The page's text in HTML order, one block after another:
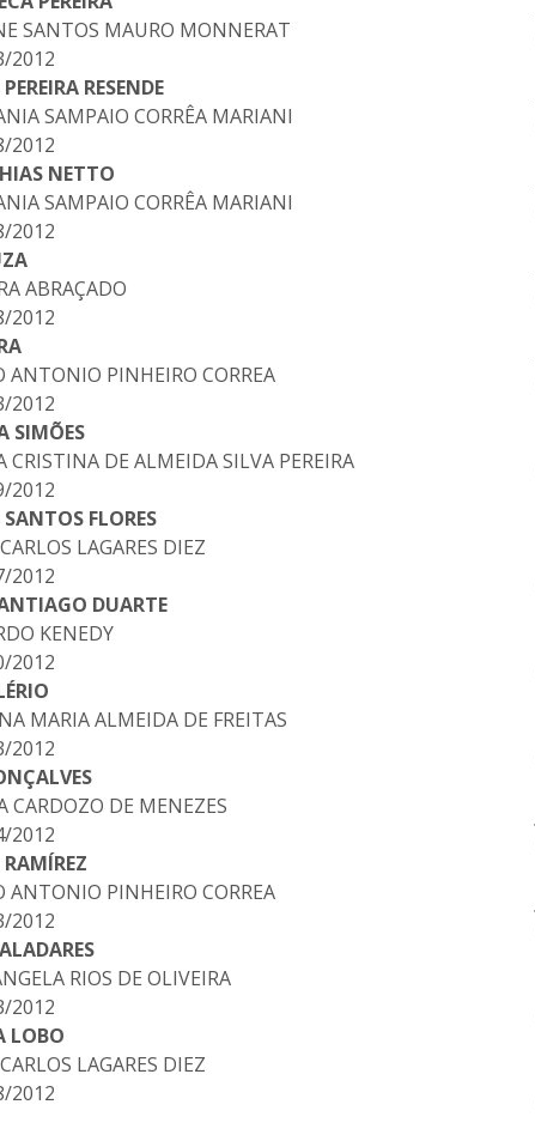
SANTOS MAURO MONNERAT
2012
RESENDE
SAMPAIO CORRÊA MARIANI
2012
NETTO
SAMPAIO CORRÊA MARIANI
2012
ABRAÇADO
2012
PINHEIRO CORREA
2012
SIMÕES
DE ALMEIDA SILVA PEREIRA
2012
FLORES
LAGARES DIEZ
2012
DUARTE
KENEDY
2012
MARIA ALMEIDA DE FREITAS
2012
DE MENEZES
2012
PINHEIRO CORREA
2012
RIOS DE OLIVEIRA
2012
LOBO
LAGARES DIEZ
2012